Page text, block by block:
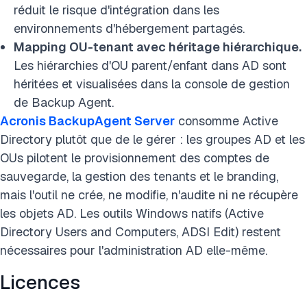
réduit le risque d'intégration dans les
environnements d'hébergement partagés.
Mapping OU-tenant avec héritage hiérarchique.
Les hiérarchies d'OU parent/enfant dans AD sont
héritées et visualisées dans la console de gestion
de Backup Agent.
Acronis BackupAgent Server consomme Active
Directory plutôt que de le gérer : les groupes AD et les
OUs pilotent le provisionnement des comptes de
sauvegarde, la gestion des tenants et le branding,
mais l'outil ne crée, ne modifie, n'audite ni ne récupère
les objets AD. Les outils Windows natifs (Active
Directory Users and Computers, ADSI Edit) restent
nécessaires pour l'administration AD elle-même.
Licences